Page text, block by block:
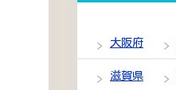
大阪府
滋賀県